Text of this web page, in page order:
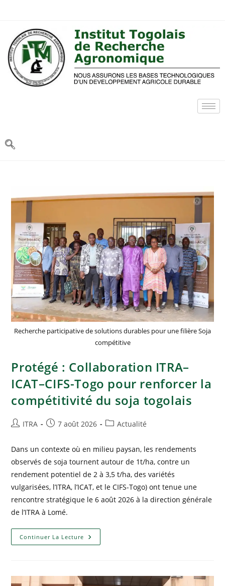
Recherche participative de solutions durables pour une filière Soja
compétitive
Protégé : Collaboration ITRA–
ICAT–CIFS-Togo pour renforcer la
compétitivité du soja togolais
ITRA 7 août 2026 Actualité
Dans un contexte où en milieu paysan, les rendements
observés de soja tournent autour de 1t/ha, contre un
rendement potentiel de 2 à 3,5 t/ha, des variétés
vulgarisées, l’ITRA, l’ICAT, et le CIFS-Togo) ont tenue une
rencontre stratégique le 6 août 2026 à la direction générale
de l’ITRA à Lomé.
Continuer La Lecture